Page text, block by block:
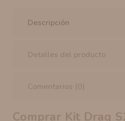
Descripción
Detalles del producto
Comentarios (0)
Comprar Kit Drag